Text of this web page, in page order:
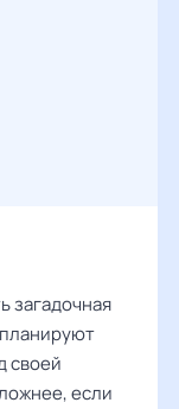
загадочная
своей
если